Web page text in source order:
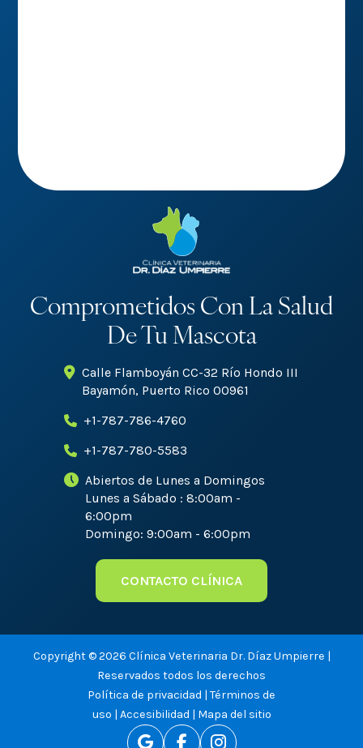
Comprometidos Con La Salud
De Tu Mascota
Calle Flamboyán CC-32 Río Hondo III
Bayamón, Puerto Rico 00961
+1-787-786-4760
+1-787-780-5583
Abiertos de Lunes a Domingos
Lunes a Sábado : 8:00am -
6:00pm
Domingo: 9:00am - 6:00pm
CONTACTO CLÍNICA
Copyright © 2026 Clínica Veterinaria Dr. Díaz Umpierre |
Reservados todos los derechos
Política de privacidad | Términos de
uso | Accesibilidad | Mapa del sitio